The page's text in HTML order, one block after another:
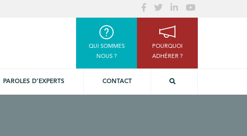
QUI SOMMES
NOUS ?
POURQUOI
ADHÉRER ?
PAROLES D’EXPERTS CONTACT